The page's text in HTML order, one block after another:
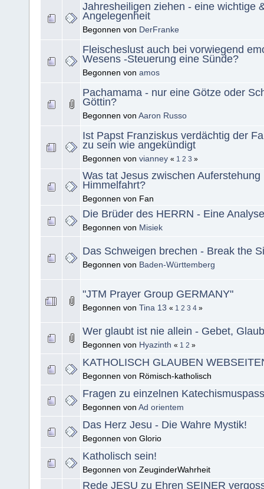
Jahresheiligen ziehen - eine wichtige
Angelegenheit
Begonnen von DerFranke
Fleischeslust auch bei vorwiegend
Wesens -Steuerung eine Sünde?
Begonnen von amos
Pachamama - nur eine Götze oder
Göttin?
Begonnen von Aaron Russo
Ist Papst Franziskus verdächtig der
zu sein wie angekündigt
Begonnen von vianney « 1 2 3 »
Was tat Jesus zwischen Auferstehung
Himmelfahrt?
Begonnen von Fan
Die Brüder des HERRN - Eine
Begonnen von Misiek
Das Schweigen brechen - Break the
Begonnen von Baden-Württemberg
"JTM Prayer Group GERMANY"
Begonnen von Tina 13 « 1 2 3 4 »
Wer glaubt ist nie allein - Gebet,
Begonnen von Hyazinth « 1 2 »
KATHOLISCH GLAUBEN
Begonnen von Römisch-katholisch
Fragen zu einzelnen
Begonnen von Ad orientem
Das Herz Jesu - Die Wahre Mystik!
Begonnen von Glorio
Katholisch sein!
Begonnen von ZeuginderWahrheit
Rede JESU zu Ehren SEINER